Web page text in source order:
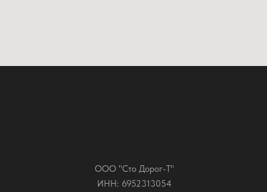
ООО "Сто Дорог-Т"
ИНН: 6952313054